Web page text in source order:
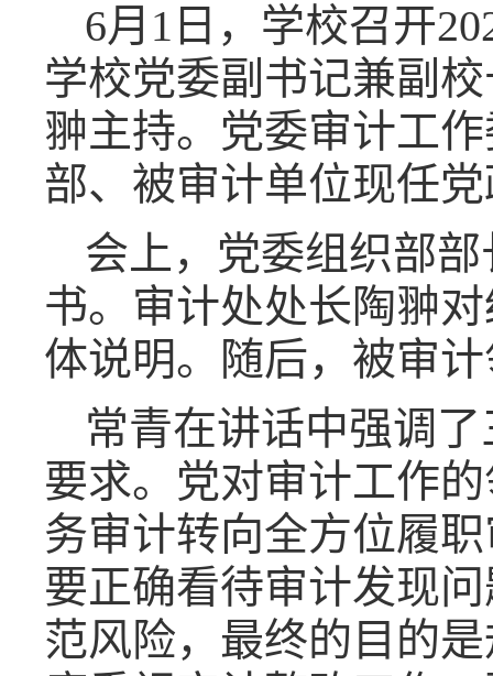
6月1日，学校召开
学校党委副书记兼副
翀主持。党委审计工
部、被审计单位现任
会上，党委组织部
书。审计处处长陶翀
体说明。随后，被审
常青在讲话中强调
要求。党对审计工作
务审计转向全方位履
要正确看待审计发现
范风险，最终的目的